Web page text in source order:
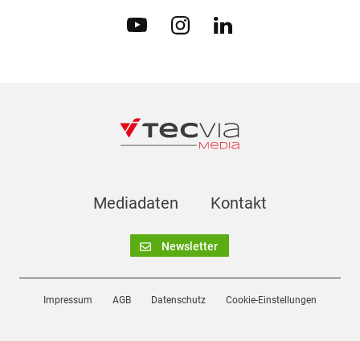
Mediadaten Kontakt
Newsletter
Impressum AGB Datenschutz Cookie-Einstellungen